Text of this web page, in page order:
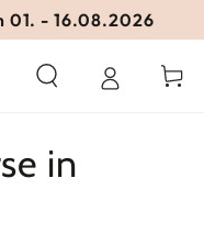
01. - 16.08.2026
in